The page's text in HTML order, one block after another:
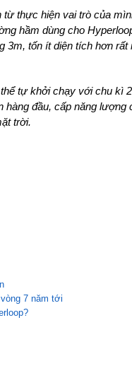
thực hiện vai trò của
hầm dùng cho
tốn ít diện tích hơn rất
tự khởi chạy với chu kì
hàng đầu, cấp năng lượng
trời.
7 năm tới